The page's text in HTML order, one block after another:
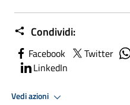
Condividi:
Facebook Twitter
LinkedIn
Vedi azioni